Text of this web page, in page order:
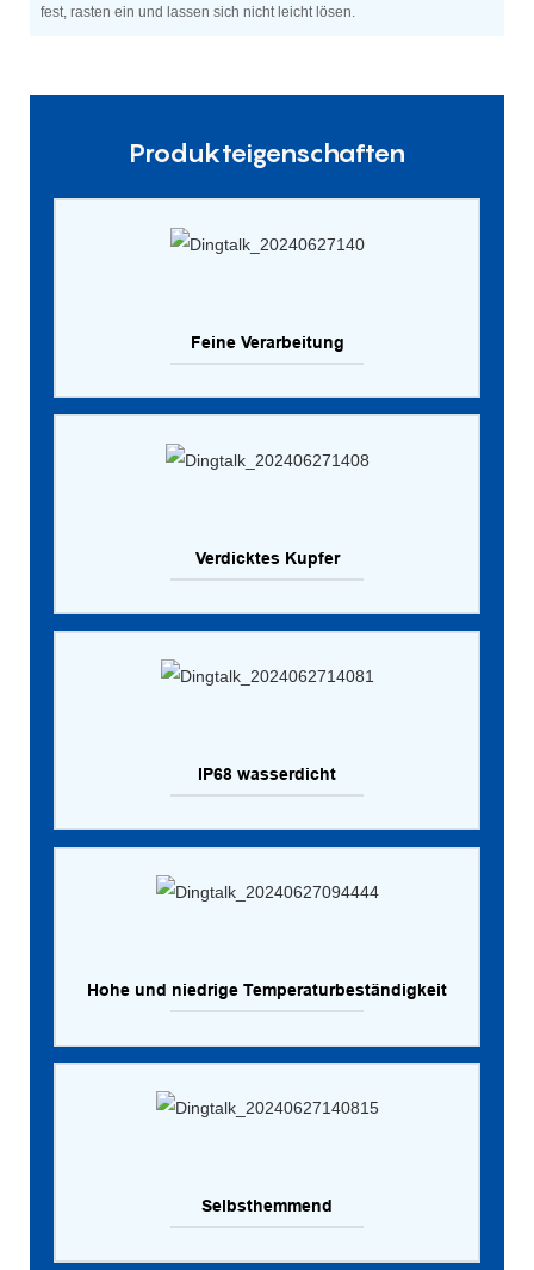
fest, rasten ein und lassen sich nicht leicht lösen.
Produkteigenschaften
Feine Verarbeitung
Verdicktes Kupfer
IP68 wasserdicht
Hohe und niedrige Temperaturbeständigkeit
Selbsthemmend